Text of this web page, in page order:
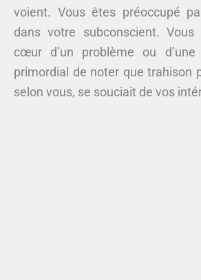
voient. Vous êtes préoccupé
dans votre subconscient.
cœur d’un problème ou
primordial de noter que trahison
selon vous, se souciait de vos